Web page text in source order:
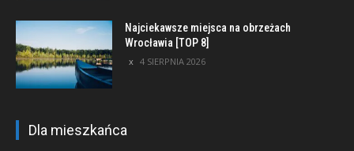
Najciekawsze miejsca na obrzeżach
Wrocławia [TOP 8]
4 SIERPNIA 2026
Dla mieszkańca